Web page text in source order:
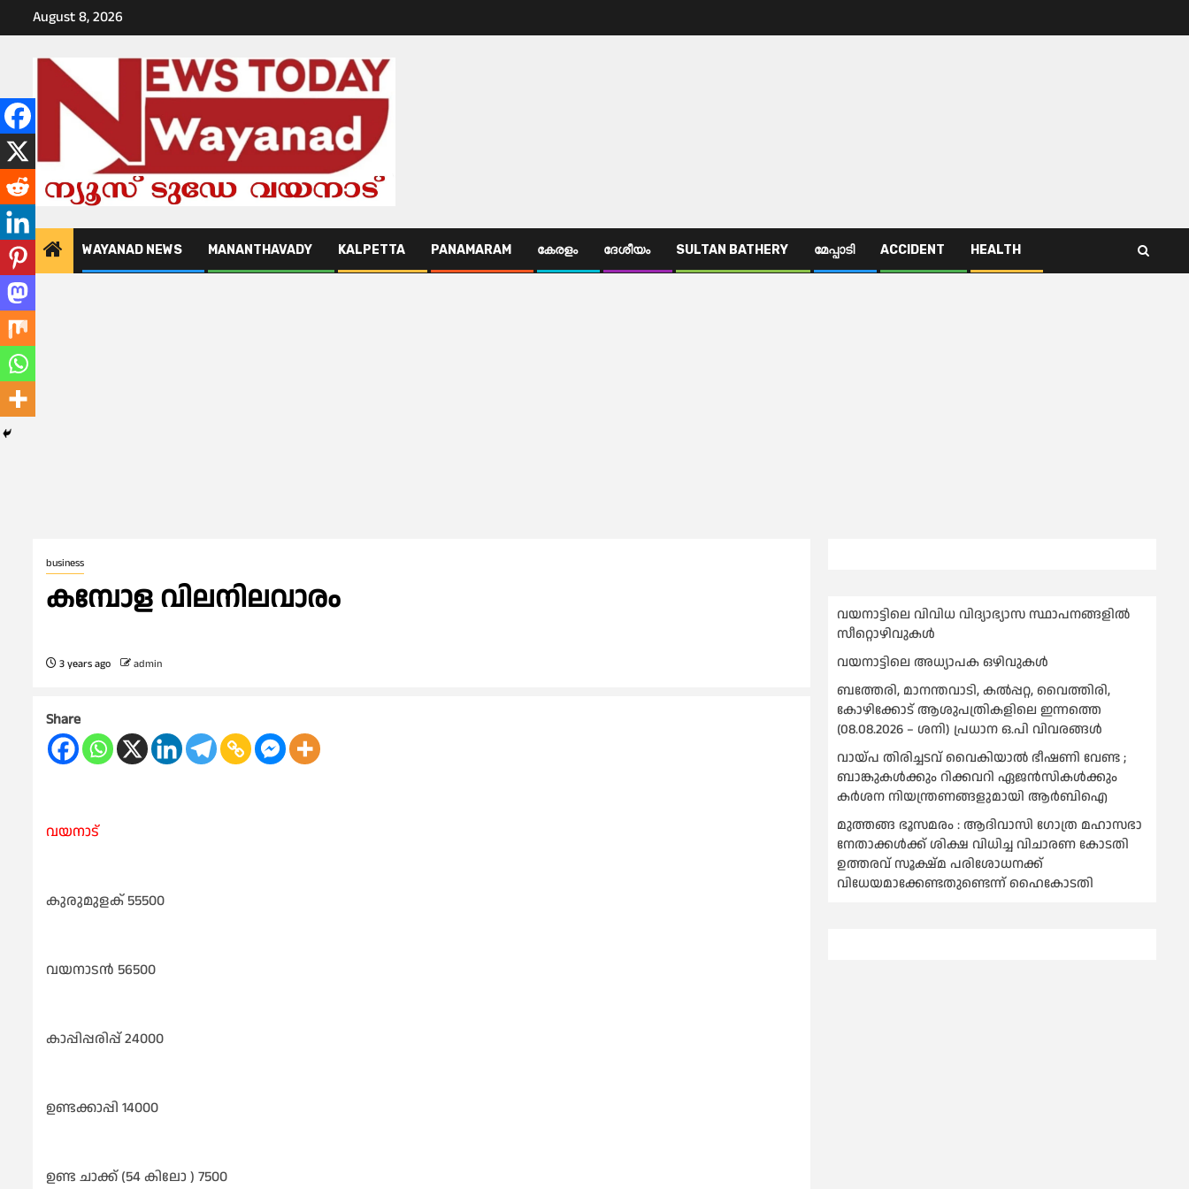
to
August 8, 2026
WAYANAD NEWS MANANTHAVADY KALPETTA PANAMARAM കേരളം ദേശീയം SULTAN BATHERY മേപ്പാടി ACCIDENT HEALTH
business
കമ്പോള വിലനിലവാരം
3 years ago admin
Share
വയനാട്
കുരുമുളക് 55500
വയനാടൻ 56500
കാപ്പിപ്പരിപ്പ് 24000
ഉണ്ടക്കാപ്പി 14000
ഉണ്ട ചാക്ക് (54 കിലോ ) 7500
വയനാട്ടിലെ വിവിധ വിദ്യാഭ്യാസ സ്ഥാപനങ്ങളിൽ
സീറ്റൊഴിവുകൾ
വയനാട്ടിലെ അധ്യാപക ഒഴിവുകൾ
ബത്തേരി, മാനന്തവാടി, കൽപ്പറ്റ, വൈത്തിരി,
കോഴിക്കോട് ആശുപത്രികളിലെ ഇന്നത്തെ
(08.08.2026 – ശനി) പ്രധാന ഒ.പി വിവരങ്ങൾ
വായ്പ തിരിച്ചടവ് വൈകിയാല്‍ ഭീഷണി വേണ്ട ;
ബാങ്കുകള്‍ക്കും റിക്കവറി ഏജൻസികള്‍ക്കും
കര്‍ശന നിയന്ത്രണങ്ങളുമായി ആര്‍ബിഐ
മുത്തങ്ങ ഭൂസമരം : ആദിവാസി ഗോത്ര മഹാസഭാ
നേതാക്കള്‍ക്ക് ശിക്ഷ വിധിച്ച വിചാരണ കോടതി
ഉത്തരവ് സൂക്ഷ്മ പരിശോധനക്ക്
വിധേയമാക്കേണ്ടതുണ്ടെന്ന് ഹൈകോടതി